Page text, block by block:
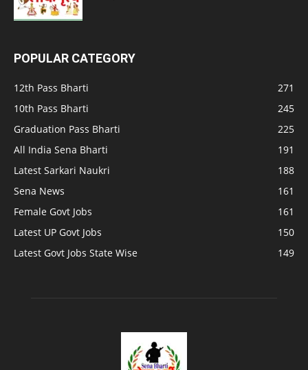
POPULAR CATEGORY
12th Pass Bharti
271
10th Pass Bharti
245
Graduation Pass Bharti
225
All India Sena Bharti
191
Latest Sarkari Naukri
188
Sena News
161
Female Govt Jobs
161
Latest UP Govt Jobs
150
Latest Govt Jobs State Wise
149